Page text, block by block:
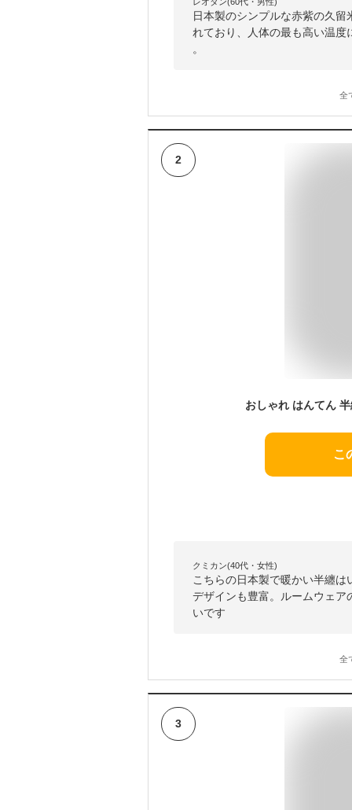
日本製のシンプルな赤紫の久
れており、人体の最も高い温
。
全
2
こ
クミカン(40代・女性)
こちらの日本製で暖かい半纏
デザインも豊富。ルームウェ
いです
全
3